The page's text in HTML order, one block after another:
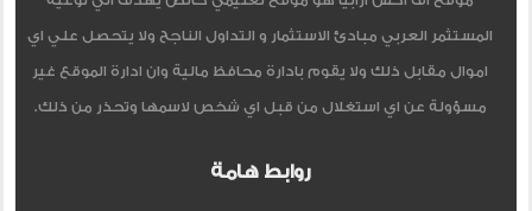
المستثمر العربي مبادئ الاستثمار و التداول الناجح ولا يتحصل علي اي
اموال مقابل ذلك ولا يقوم بادارة محافظ مالية وان ادارة الموقع غير
مسؤولة عن اي استغلال من قبل اي شخص لاسمها وتحذر من ذلك.
روابط هامة